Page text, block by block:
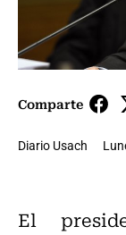
Comparte
Diario Usach
El